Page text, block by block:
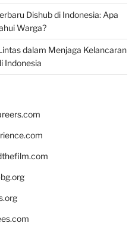
Dishub di Indonesia: Apa
Warga?
dalam Menjaga Kelancaran
Indonesia